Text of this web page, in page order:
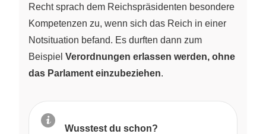
Recht sprach dem Reichspräsidenten besondere
Kompetenzen zu, wenn sich das Reich in einer
Notsituation befand. Es durften dann zum
Beispiel Verordnungen erlassen werden, ohne
das Parlament einzubeziehen.
Wusstest du schon?